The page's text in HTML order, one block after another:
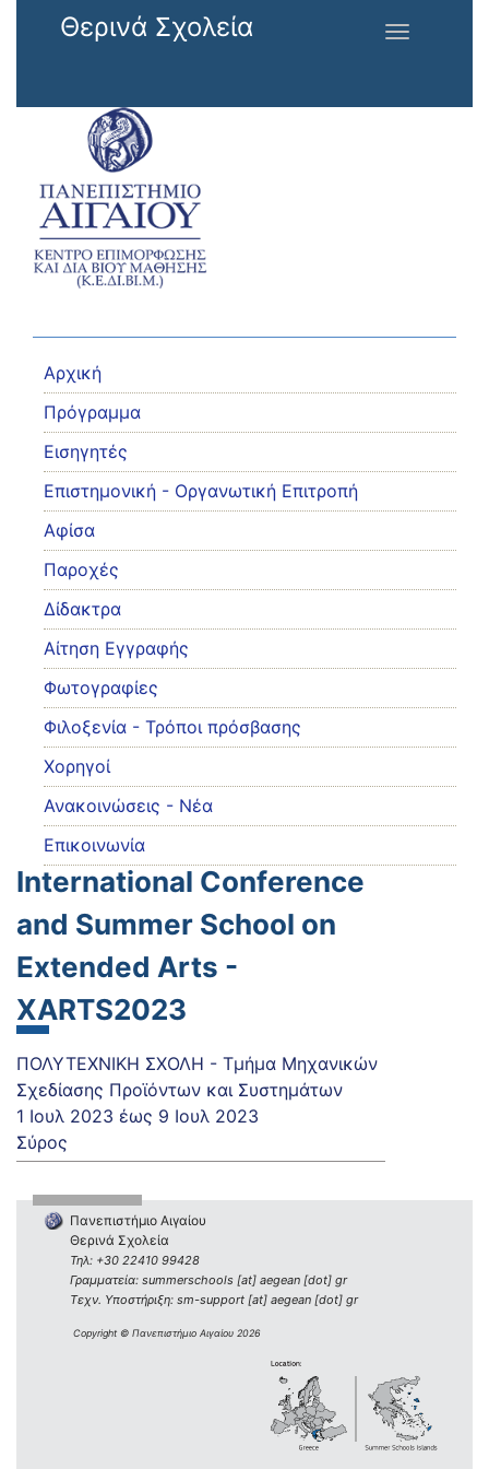
Παράκαμψη προς το κυρίως περιεχόμενο
Θερινά Σχολεία
Toggle
Αρχική
Πρόγραμμα
Εισηγητές
Eπιστημονική - Οργανωτική Επιτροπή
Αφίσα
Παροχές
Δίδακτρα
Αίτηση Εγγραφής
Φωτογραφίες
Φιλοξενία - Τρόποι πρόσβασης
Χορηγοί
Ανακοινώσεις - Νέα
Επικοινωνία
International Conference
and Summer School on
Extended Arts -
XARTS2023
ΠΟΛΥΤΕΧΝΙΚΗ ΣΧΟΛΗ - Τμήμα Μηχανικών
Σχεδίασης Προϊόντων και Συστημάτων
1 Ιουλ 2023 έως 9 Ιουλ 2023
Σύρος
Πανεπιστήμιο Αιγαίου
Θερινά Σχολεία
Τηλ: +30 22410 99428
Γραμματεία: summerschools [at] aegean [dot] gr
Τεχν. Υποστήριξη: sm-support [at] aegean [dot] gr
Copyright © Πανεπιστήμιο Αιγαίου 2026